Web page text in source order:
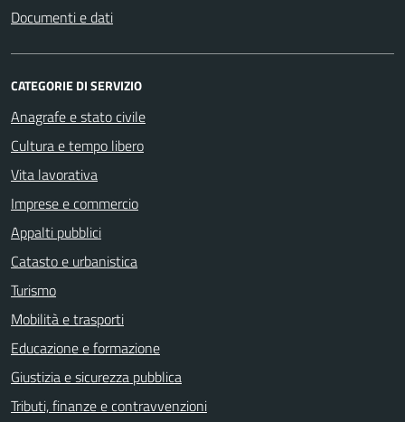
Documenti e dati
CATEGORIE DI SERVIZIO
Anagrafe e stato civile
Cultura e tempo libero
Vita lavorativa
Imprese e commercio
Appalti pubblici
Catasto e urbanistica
Turismo
Mobilità e trasporti
Educazione e formazione
Giustizia e sicurezza pubblica
Tributi, finanze e contravvenzioni